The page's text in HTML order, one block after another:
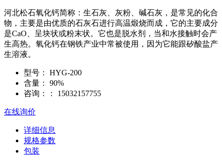
河北松石氧化钙简称：生石灰、灰粉、碱石灰，是常见的化合
物，主要是由优质的石灰石进行高温煅烧而成，它的主要成分
是CaO、呈块状或粉末状。它也是脱水剂，当和水接触时会产
生高热。氧化钙在钢铁产业中常被使用，因为它能跟矽酸盐产
生溶液。
型号：
HYG-200
含量：
90%
咨询：：
15032157755
在线询价
详细信息
规格参数
包装